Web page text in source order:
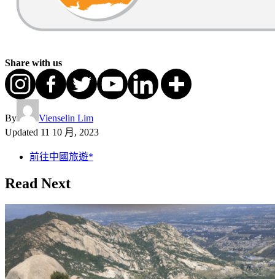
Share with us
By
Vienselin Lim
Updated 11 10 月, 2023
前往中國旅遊*
Read Next